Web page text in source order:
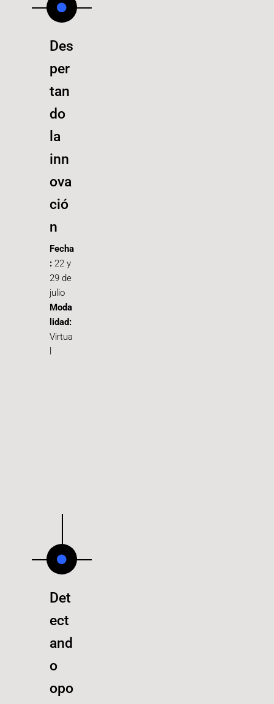
Des
per
tan
do
la
inn
ova
ció
n
Fecha
: 22 y
29 de
julio
Moda
lidad:
Virtua
Det
ect
and
o
opo